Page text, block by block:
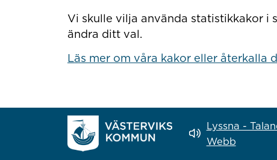
Vi skulle vilja använda statistikkakor i
ändra ditt val.
Läs mer om våra kakor eller återkalla
Lyssna -
Webb